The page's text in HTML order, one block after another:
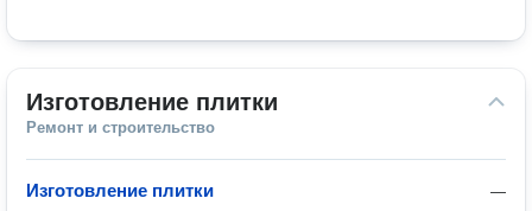
Изготовление плитки
Ремонт и строительство
—
Изготовление плитки